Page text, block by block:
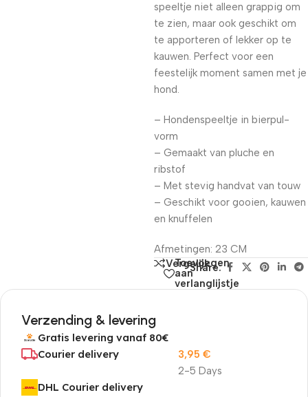
speeltje niet alleen grappig om
te zien, maar ook geschikt om
te apporteren of lekker op te
kauwen. Perfect voor een
feestelijk moment samen met je
hond.
– Hondenspeeltje in bierpul-
vorm
– Gemaakt van pluche en
ribstof
– Met stevig handvat van touw
– Geschikt voor gooien, kauwen
en knuffelen
Afmetingen: 23 CM
Vergelijk
Toevoegen
aan
verlanglijstje
Share:
Verzending & levering
Gratis levering vanaf 80€
Courier delivery
2-5 Days
3,95 €
DHL Courier delivery